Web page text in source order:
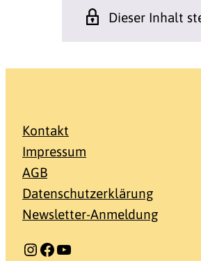
Dieser Inhalt
Kontakt
Impressum
AGB
Datenschutzerklärung
Newsletter-Anmeldung
Instagram Facebook YouTube